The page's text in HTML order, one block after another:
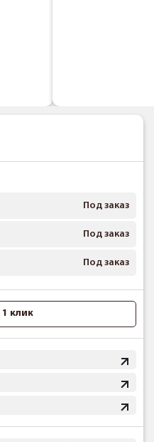
Под заказ
Под заказ
Под заказ
1 клик